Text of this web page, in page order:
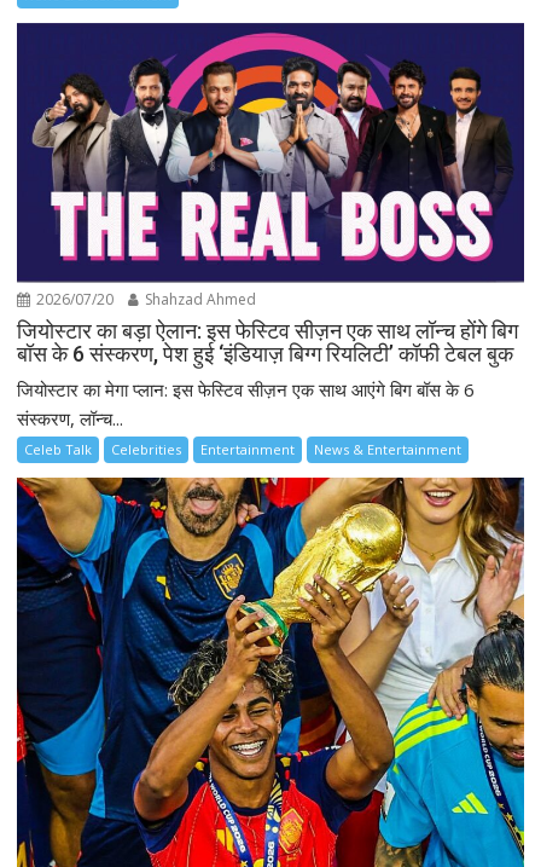
2026/07/20 Shahzad Ahmed
जियोस्टार का बड़ा ऐलान: इस फेस्टिव सीज़न एक साथ लॉन्च होंगे बिग
बॉस के 6 संस्करण, पेश हुई ‘इंडियाज़ बिग्ग रियलिटी’ कॉफी टेबल बुक
जियोस्टार का मेगा प्लान: इस फेस्टिव सीज़न एक साथ आएंगे बिग बॉस के 6
संस्करण, लॉन्च...
Celeb Talk Celebrities Entertainment News & Entertainment